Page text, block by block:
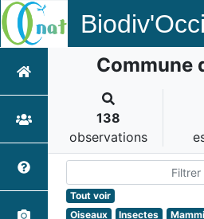
Commune
138
observations
Tout voir
Oiseaux
Insectes